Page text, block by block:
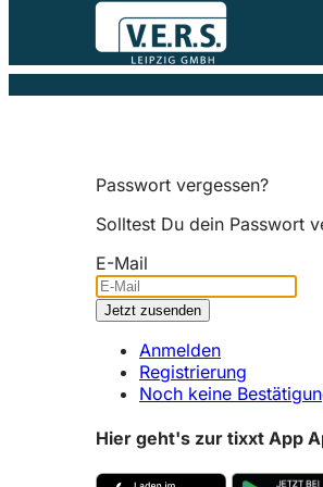
Passwort vergessen?
Solltest Du dein Passwort
E-Mail
Anmelden
Registrierung
Noch keine
Hier geht's zur tixxt App